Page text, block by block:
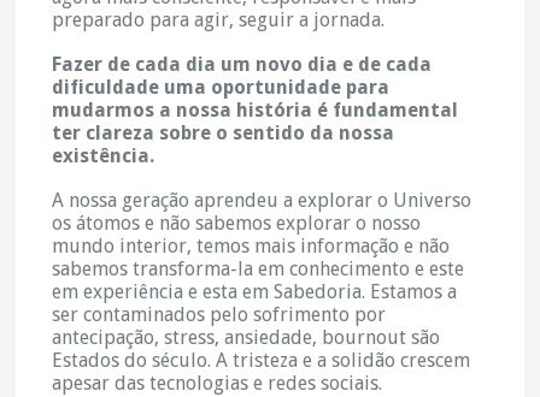
preparado para agir, seguir a jornada.
Fazer de cada dia um novo dia e de cada
dificuldade uma oportunidade para
mudarmos a nossa história é fundamental
ter clareza sobre o sentido da nossa
existência.
A nossa geração aprendeu a explorar o Universo
os átomos e não sabemos explorar o nosso
mundo interior, temos mais informação e não
sabemos transforma-la em conhecimento e este
em experiência e esta em Sabedoria. Estamos a
ser contaminados pelo sofrimento por
antecipação, stress, ansiedade, bournout são
Estados do século. A tristeza e a solidão crescem
apesar das tecnologias e redes sociais.